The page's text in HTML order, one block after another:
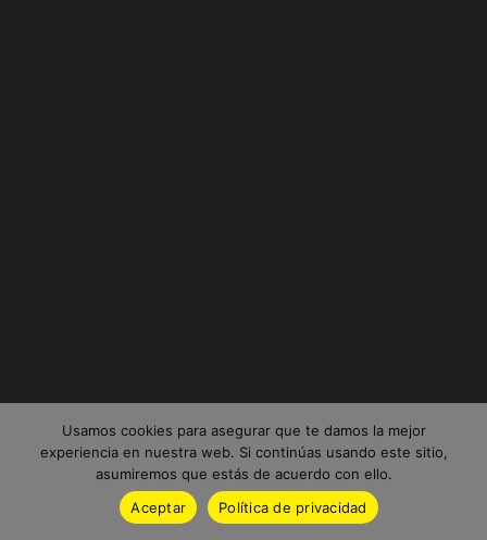
Usamos cookies para asegurar que te damos la mejor
experiencia en nuestra web. Si continúas usando este sitio,
asumiremos que estás de acuerdo con ello.
Aceptar
Política de privacidad